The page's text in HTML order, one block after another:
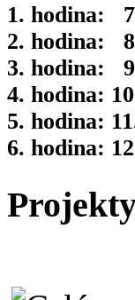
1. hodina:
2. hodina:
3. hodina:
4. hodina:
5. hodina:
6. hodina: